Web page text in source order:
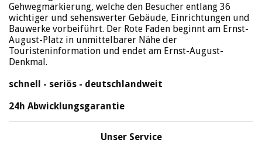
Gehwegmarkierung, welche den Besucher entlang 36
wichtiger und sehenswerter Gebäude, Einrichtungen und
Bauwerke vorbeiführt. Der Rote Faden beginnt am Ernst-
August-Platz in unmittelbarer Nähe der
Touristeninformation und endet am Ernst-August-
Denkmal.
schnell - seriös - deutschlandweit
24h Abwicklungsgarantie
Unser Service